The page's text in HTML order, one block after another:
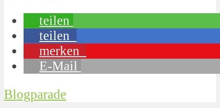
teilen
teilen
merken
E-Mail
Blogparade